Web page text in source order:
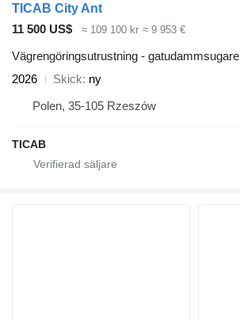
TICAB City Ant
11 500 US$
≈ 109 100 kr ≈ 9 953 €
Vägrengöringsutrustning - gatudammsugare
2026
Skick ny
Polen, 35-105 Rzeszów
TICAB